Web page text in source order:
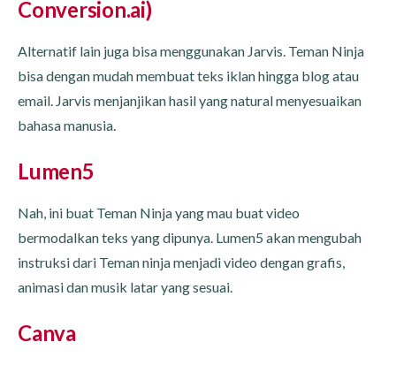
Conversion.ai)
Alternatif lain juga bisa menggunakan Jarvis. Teman Ninja
bisa dengan mudah membuat teks iklan hingga blog atau
email. Jarvis menjanjikan hasil yang natural menyesuaikan
bahasa manusia.
Lumen5
Nah, ini buat Teman Ninja yang mau buat video
bermodalkan teks yang dipunya. Lumen5 akan mengubah
instruksi dari Teman ninja menjadi video dengan grafis,
animasi dan musik latar yang sesuai.
Canva